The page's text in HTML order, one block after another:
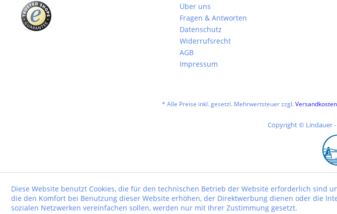
Über uns
Fragen & Antworten
Datenschutz
Widerrufsrecht
AGB
Impressum
* Alle Preise inkl. gesetzl. Mehrwertsteuer zzgl.Versandkosten
Copyright © Lindauer
Diese Website benutzt Cookies, die für den technischen Betrieb der Website erforderlich sind
die den Komfort bei Benutzung dieser Website erhöhen, der Direktwerbung dienen oder die
sozialen Netzwerken vereinfachen sollen, werden nur mit Ihrer Zustimmung gesetzt.